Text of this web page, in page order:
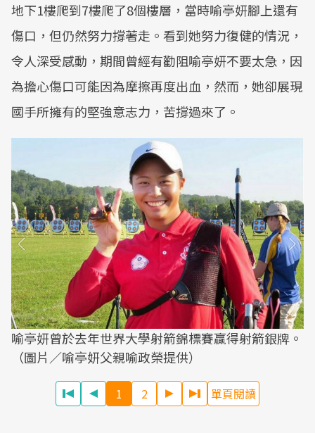
地下1樓爬到7樓爬了8個樓層，當時喻亭妍腳上還有
傷口，但仍然努力撐著走。看到她努力復健的情況，
令人深受感動，期間曾經有勸阻喻亭妍不要太急，因
為擔心傷口可能因為摩擦再度出血，然而，她卻展現
國手所擁有的堅強意志力，苦撐過來了。
喻亭妍曾於去年世界大學射箭錦標賽贏得射箭銀牌。
（圖片／喻亭妍父親喻政榮提供）
1 2 單頁閱讀